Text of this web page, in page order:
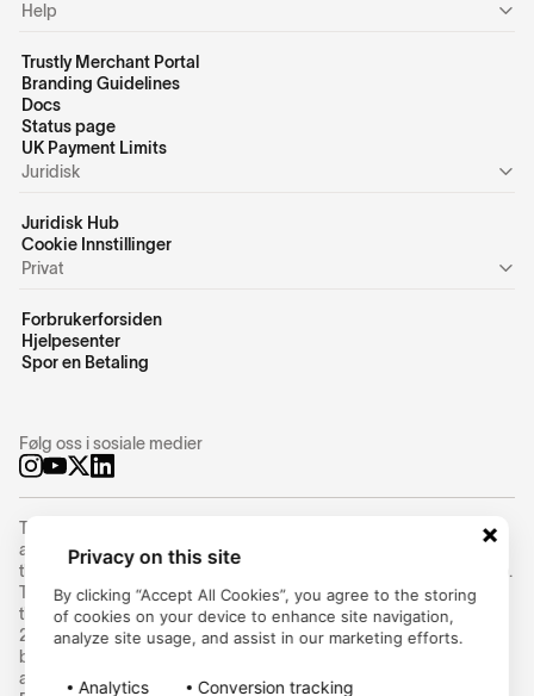
Help
Trustly Merchant Portal
Branding Guidelines
Docs
Status page
UK Payment Limits
Juridisk
Juridisk Hub
Cookie Innstillinger
Privat
Forbrukerforsiden
Hjelpesenter
Spor en Betaling
Følg oss i sosiale medier
Trustly Group AB (corporate identity number
) is an
authorized Swedish payment institution under the supervision of
the Swedish Financial Supervisory Authority (Finansinspektionen).
Trustly Group AB conducts payment services in accordance with
the Swedish Payment Services Act (2010:751) and Directive (EU)
2015/2366 on payment services (PSD2) and can provide cross-
border payment services within the EU/EEA. Trustly UK Limited is
an Authorised Payment Institution and is regulated by the UK
Privacy on this site
By clicking “Accept All Cookies”, you agree to the storing
of cookies on your device to enhance site navigation,
analyze site usage, and assist in our marketing efforts.
Analytics Conversion tracking